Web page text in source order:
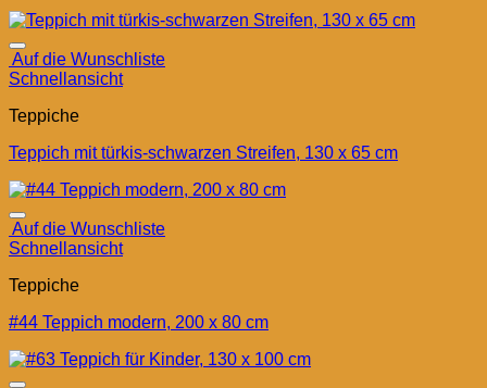
Auf die Wunschliste
Schnellansicht
Teppiche
Teppich mit türkis-schwarzen Streifen, 130 x 65 cm
Auf die Wunschliste
Schnellansicht
Teppiche
#44 Teppich modern, 200 x 80 cm